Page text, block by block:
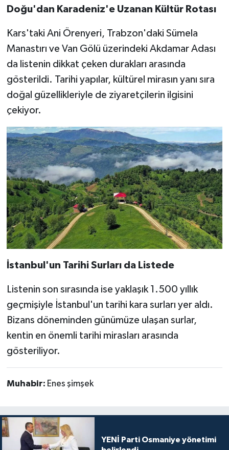
Doğu'dan Karadeniz'e Uzanan Kültür Rotası
Kars'taki Ani Örenyeri, Trabzon'daki Sümela
Manastırı ve Van Gölü üzerindeki Akdamar Adası
da listenin dikkat çeken durakları arasında
gösterildi. Tarihi yapılar, kültürel mirasın yanı sıra
doğal güzellikleriyle de ziyaretçilerin ilgisini
çekiyor.
İstanbul'un Tarihi Surları da Listede
Listenin son sırasında ise yaklaşık 1.500 yıllık
geçmişiyle İstanbul'un tarihi kara surları yer aldı.
Bizans döneminden günümüze ulaşan surlar,
kentin en önemli tarihi mirasları arasında
gösteriliyor.
Muhabir: Enes şimşek
YENİ Parti Osmaniye yönetimi